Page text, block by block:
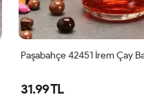
Paşabahçe 42451 İrem Çay
31.99 TL